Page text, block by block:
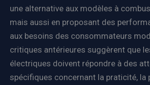
une alternative aux modèles à
mais aussi en proposant des
aux besoins des consommateurs
critiques antérieures suggèrent que
électriques doivent répondre à des
spécifiques concernant la praticité, la